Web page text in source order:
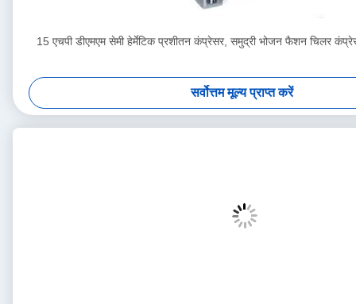
15 एचपी डीएमएम सेमी हेर्मेटिक प्रशीतन कंप्रेसर, समुद्री भोजन फैशन चिलर
सर्वोत्तम मूल्य प्राप्त करें